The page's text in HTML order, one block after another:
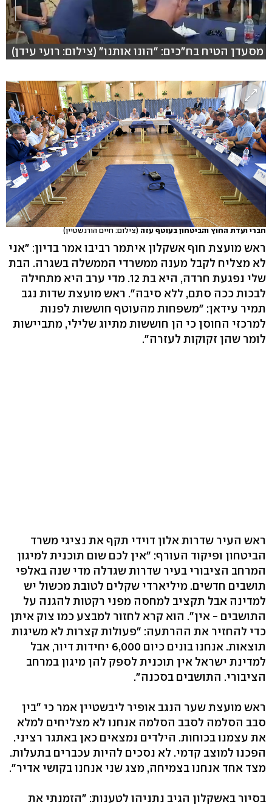
מסעדן הטיח בח"כים: "הונו אותנו" (צילום: רועי עידן)
חברי ועדת החוץ והביטחון בעוטף עזה (צילום: חיים הורנשטיין)
ראש מועצת חוף אשקלון איתמר רביבו אמר בדיון: "אני
לא מצליח לקבל מענה ממשרדי הממשלה בשגרה. הבת
שלי נפגעת חרדה, היא בת 12. מדי ערב היא מתחילה
לבכות ככה סתם, ללא סיבה". ראש מועצת שדות נגב
תמיר עידאן: "משפחות מהעוטף חוששות לפנות
למרכזי החוסן כי הן חוששות מתיוג שלילי, מתביישות
לומר שהן זקוקות לעזרה".
ראש העיר שדרות אלון דוידי תקף את נציגי משרד
הביטחון ופיקוד העורף: "אין לכם שום תוכנית למיגון
המרחב הציבורי בעיר שדרות שגדלה מדי שנה באלפי
תושבים חדשים. מיליארדי שקלים לטובת מכשול יש
למדינה אבל תקציב למחסה מפני רקטות להגנה על
התושבים - אין". הוא קרא לחזור למבצע כמו צוק איתן
כדי להחזיר את ההרתעה: "פעולות קצרות לא משיגות
תוצאות. אנחנו בונים כיום 6,000 יחידות דיור, אבל
למדינת ישראל אין תוכנית לספק להן מיגון במרחב
הציבורי. התושבים בסכנה".
ראש מועצת שער הנגב אופיר ליבשטיין אמר כי "בין
סבב הסלמה לסבב הסלמה אנחנו לא מצליחים למלא
את עצמנו בכוחות. הילדים נמצאים כאן באתגר רציני.
הפכנו למוצב קדמי. לא נסכים להיות עכברים בתעלות.
מצד אחד אנחנו בצמיחה, מצג שני אנחנו בקושי אדיר".
בסיור באשקלון הגיב נתניהו לטענות: "הזמנתי את